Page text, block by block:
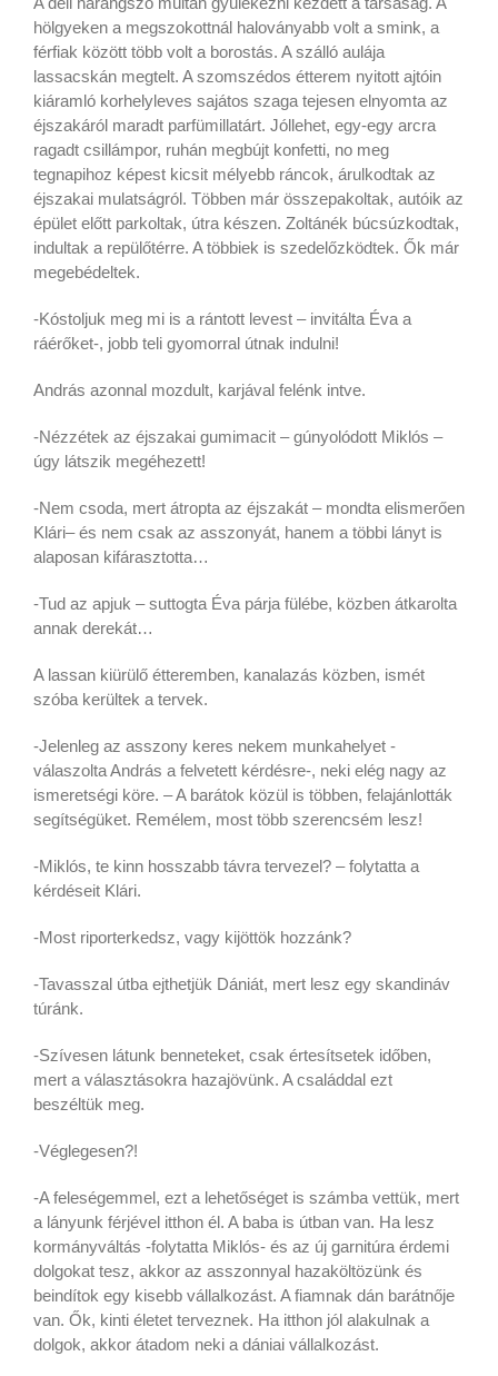
hölgyeken a megszokottnál haloványabb volt a smink, a
férfiak között több volt a borostás. A szálló aulája
lassacskán megtelt. A szomszédos étterem nyitott ajtóin
kiáramló korhelyleves sajátos szaga tejesen elnyomta az
éjszakáról maradt parfümillatárt. Jóllehet, egy-egy arcra
ragadt csillámpor, ruhán megbújt konfetti, no meg
tegnapihoz képest kicsit mélyebb ráncok, árulkodtak az
éjszakai mulatságról. Többen már összepakoltak, autóik az
épület előtt parkoltak, útra készen. Zoltánék búcsúzkodtak,
indultak a repülőtérre. A többiek is szedelőzködtek. Ők már
megebédeltek.
-Kóstoljuk meg mi is a rántott levest – invitálta Éva a
ráérőket-, jobb teli gyomorral útnak indulni!
András azonnal mozdult, karjával felénk intve.
-Nézzétek az éjszakai gumimacit – gúnyolódott Miklós –
úgy látszik megéhezett!
-Nem csoda, mert átropta az éjszakát – mondta elismerően
Klári– és nem csak az asszonyát, hanem a többi lányt is
alaposan kifárasztotta…
-Tud az apjuk – suttogta Éva párja fülébe, közben átkarolta
annak derekát…
A lassan kiürülő étteremben, kanalazás közben, ismét
szóba kerültek a tervek.
-Jelenleg az asszony keres nekem munkahelyet -
válaszolta András a felvetett kérdésre-, neki elég nagy az
ismeretségi köre. – A barátok közül is többen, felajánlották
segítségüket. Remélem, most több szerencsém lesz!
-Miklós, te kinn hosszabb távra tervezel? – folytatta a
kérdéseit Klári.
-Most riporterkedsz, vagy kijöttök hozzánk?
-Tavasszal útba ejthetjük Dániát, mert lesz egy skandináv
túránk.
-Szívesen látunk benneteket, csak értesítsetek időben,
mert a választásokra hazajövünk. A családdal ezt
beszéltük meg.
-Véglegesen?!
-A feleségemmel, ezt a lehetőséget is számba vettük, mert
a lányunk férjével itthon él. A baba is útban van. Ha lesz
kormányváltás -folytatta Miklós- és az új garnitúra érdemi
dolgokat tesz, akkor az asszonnyal hazaköltözünk és
beindítok egy kisebb vállalkozást. A fiamnak dán barátnője
van. Ők, kinti életet terveznek. Ha itthon jól alakulnak a
dolgok, akkor átadom neki a dániai vállalkozást.